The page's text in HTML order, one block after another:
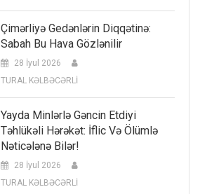
Çimərliyə Gedənlərin Diqqətinə:
Sabah Bu Hava Gözlənilir
28 İyul 2026
TURAL KƏLBƏCƏRLİ
Yayda Minlərlə Gəncin Etdiyi
Təhlükəli Hərəkət: İflic Və Ölümlə
Nəticələnə Bilər!
28 İyul 2026
TURAL KƏLBƏCƏRLİ